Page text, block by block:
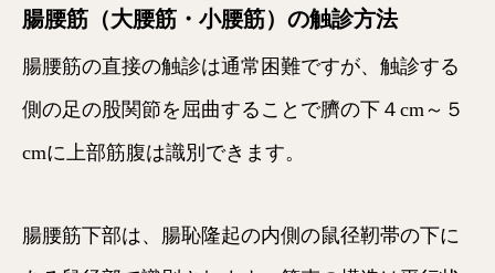
腸腰筋（大腰筋・小腰筋）の触診方法
腸腰筋の直接の触診は通常困難ですが、触診する
側の足の股関節を屈曲することで臍の下４cm～５
cmに上部筋腹は識別できます。
腸腰筋下部は、腸恥隆起の内側の鼠径靭帯の下に